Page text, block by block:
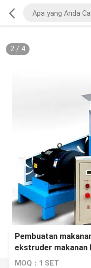
2/ 4
Pembuatan
ekstruder makanan
Processing Line
MOQ：1 SET